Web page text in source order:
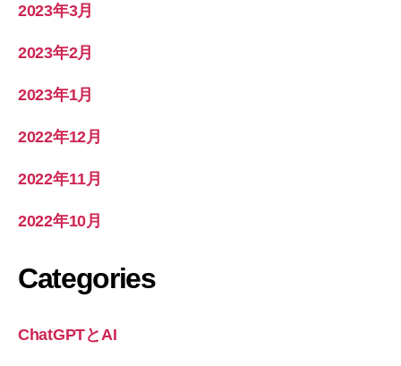
2023年3月
2023年2月
2023年1月
2022年12月
2022年11月
2022年10月
Categories
ChatGPTとAI